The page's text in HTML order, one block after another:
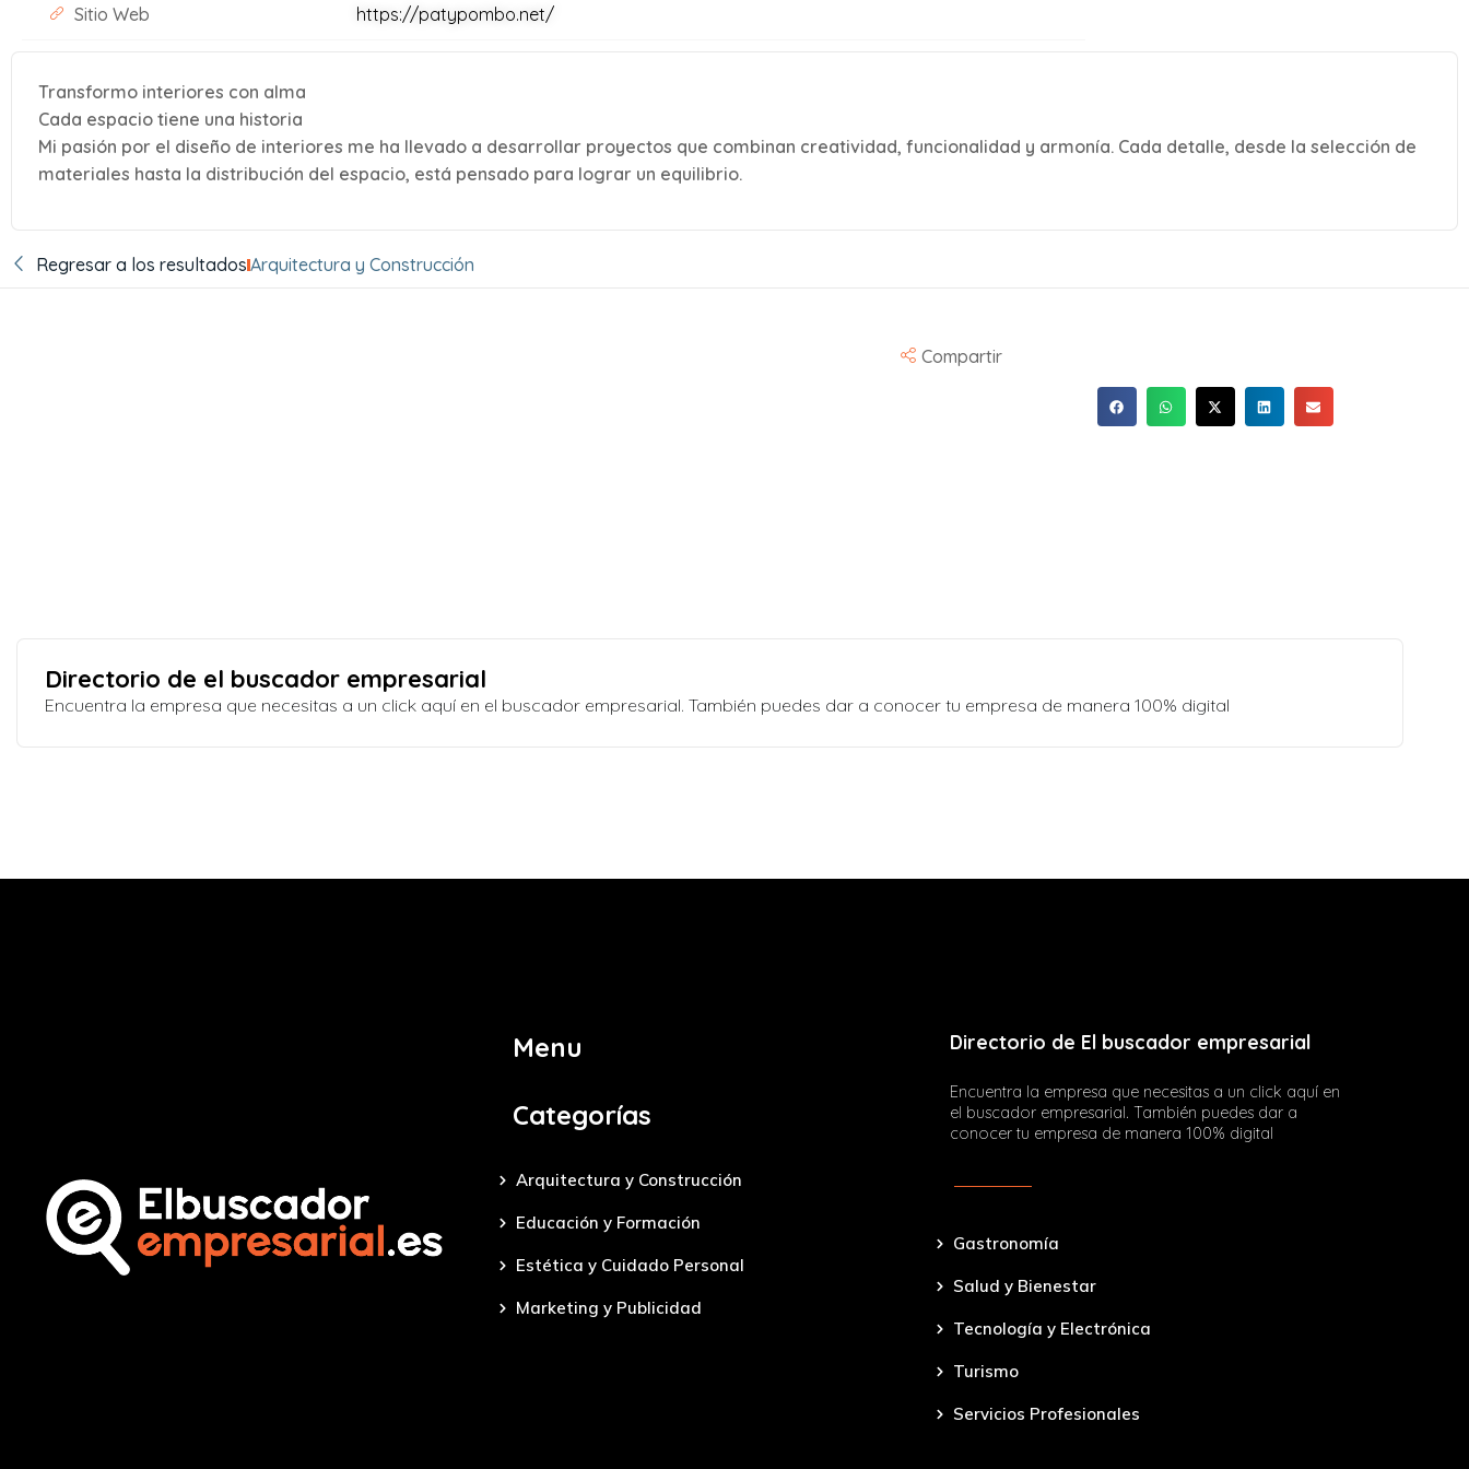
Sitio Web https://patypombo.net/
Transformo interiores con alma
Cada espacio tiene una historia
Mi pasión por el diseño de interiores me ha llevado a desarrollar proyectos que combinan creatividad, funcionalidad y armonía. Cada detalle, desde la selección de
materiales hasta la distribución del espacio, está pensado para lograr un equilibrio.
Regresar a los resultadosArquitectura y Construcción
Compartir
Directorio de el buscador empresarial
Encuentra la empresa que necesitas a un click aquí en el buscador empresarial. También puedes dar a conocer tu empresa de manera 100% digital
Menu
Categorías
Arquitectura y Construcción
Educación y Formación
Estética y Cuidado Personal
Marketing y Publicidad
Directorio de El buscador empresarial
Encuentra la empresa que necesitas a un click aquí en
el buscador empresarial. También puedes dar a
conocer tu empresa de manera 100% digital
Gastronomía
Salud y Bienestar
Tecnología y Electrónica
Turismo
Servicios Profesionales